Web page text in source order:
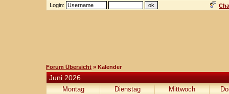
Login:
Forum Übersicht » Kalender
Juni 2026
Montag Dienstag Mittwoch